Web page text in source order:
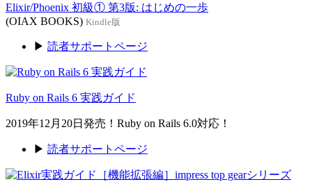
Elixir/Phoenix 初級① 第3版: はじめの一歩
(OIAX BOOKS) Kindle版
▶ 読者サポートページ
Ruby on Rails 6 実践ガイド
2019年12月20日発売！Ruby on Rails 6.0対応！
▶ 読者サポートページ